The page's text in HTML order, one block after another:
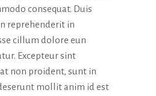
consequat. Duis
reprehenderit in
cillum dolore eun
Excepteur sint
non proident, sunt in
mollit anim id est
necessari per il
funzionamento
del sito web.
Statistici
Al fine di